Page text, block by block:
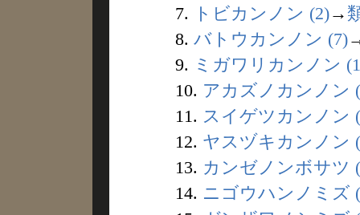
7.
トビカンノン (2)→
8. バトウカンノン (7)
9. ミガワリカンノン
10. アカズノカンノン
11. スイゲツカンノン
12. ヤスヅキカンノン
13. カンゼノンボサツ
14. ニゴウハンノミズ